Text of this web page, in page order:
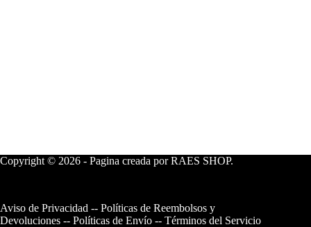
Copyright © 2026 - Pagina creada por RAES SHOP.
Aviso de Privacidad -- Políticas de Reembolsos y
Devoluciones -- Políticas de Envío -- Términos del Servicio